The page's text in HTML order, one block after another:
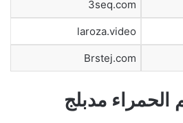
3seq.com
laroza.video
Brstej.com
مدبلج